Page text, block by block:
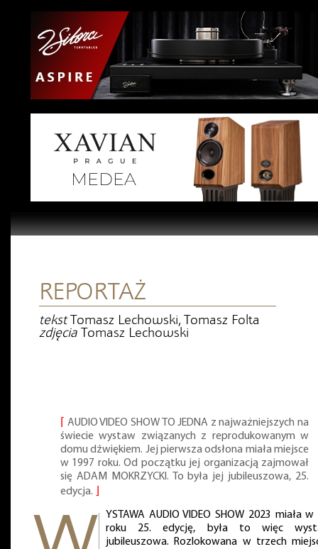
REPORTAŻ
tekstTomasz Lechowski, Tomasz Folta
zdjęcia Tomasz Lechowski
AUDIO VIDEO SHOW TO JEDNA z najważniejszych na
świecie wystaw związanych z reprodukowanym w
domu dźwiękiem. Jej pierwsza odsłona miała miejsce
w 1997 roku. Od początku jej organizacją zajmował
się ADAM MOKRZYCKI. To była jej jubileuszowa, 25.
edycja.
YSTAWA AUDIO VIDEO SHOW 2023 miała
roku 25. edycję, była to więc
jubileuszowa. Rozlokowana w trzech